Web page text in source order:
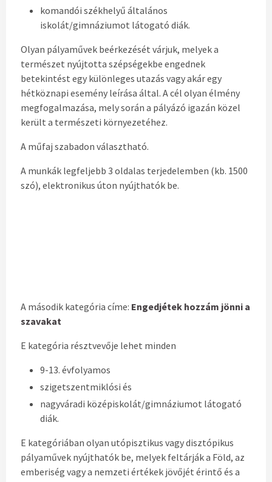
komandói székhelyű általános
iskolát/gimnáziumot látogató diák.
Olyan pályaművek beérkezését várjuk, melyek a
természet nyújtotta szépségekbe engednek
betekintést egy különleges utazás vagy akár egy
hétköznapi esemény leírása által. A cél olyan élmény
megfogalmazása, mely során a pályázó igazán közel
került a természeti környezetéhez.
A műfaj szabadon választható.
A munkák legfeljebb 3 oldalas terjedelemben (kb. 1500
szó), elektronikus úton nyújthatók be.
A második kategória címe: Engedjétek hozzám jönni a
szavakat
E kategória résztvevője lehet minden
9-13. évfolyamos
szigetszentmiklósi és
nagyváradi középiskolát/gimnáziumot látogató
diák.
E kategóriában olyan utópisztikus vagy disztópikus
pályaművek nyújthatók be, melyek feltárják a Föld, az
emberiség vagy a nemzeti értékek jövőjét érintő és a